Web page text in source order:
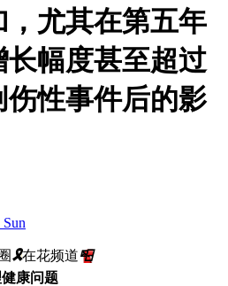
尤其在第五年
幅度甚至超过
性事件后的影
Sun
🎗在花频道📮
康问题